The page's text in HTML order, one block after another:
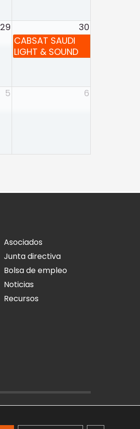
29
30
CABSAT SAUDI
LIGHT & SOUND
5
6
Asociados
Junta directiva
Bolsa de empleo
Noticias
Recursos